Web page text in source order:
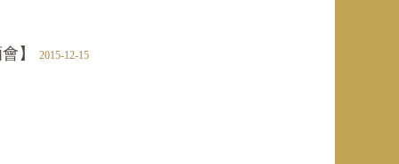
】 2015-12-15